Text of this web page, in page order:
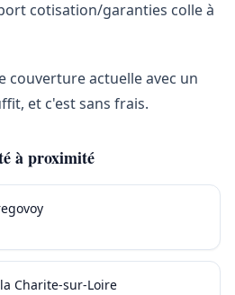
cotisation/garanties colle à
couverture actuelle avec un
et c'est sans frais.
à proximité
Charite-sur-Loire